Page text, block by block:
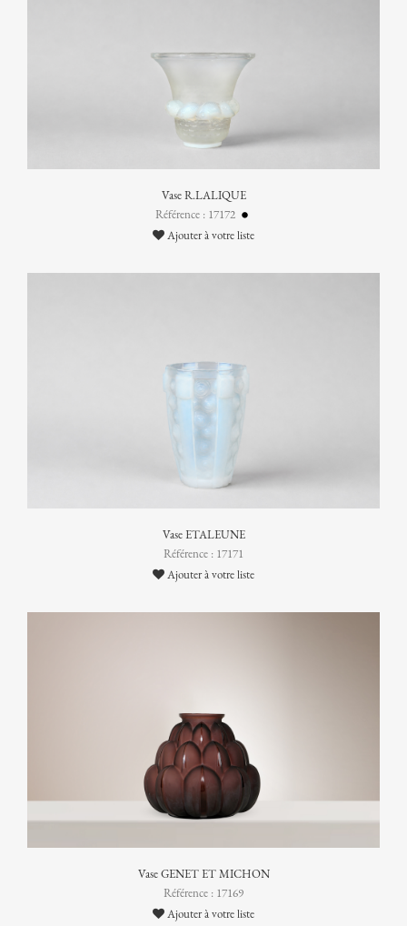
Vase R.LALIQUE
Référence : 17172
Ajouter à votre liste
Vase ETALEUNE
Référence : 17171
Ajouter à votre liste
Vase GENET ET MICHON
Référence : 17169
Ajouter à votre liste